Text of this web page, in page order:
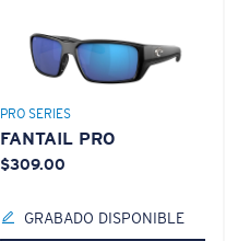
PRO SERIES
FANTAIL PRO
$309.00
GRABADO DISPONIBLE